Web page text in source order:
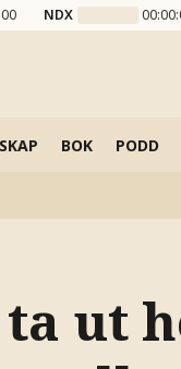
NDX
BOK PODD
ut